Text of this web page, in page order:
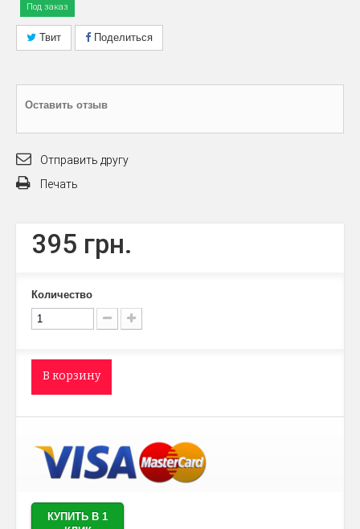
Под заказ
Твит Поделиться
Оставить отзыв
Отправить другу
Печать
395 грн.
Количество
В корзину
КУПИТЬ В 1